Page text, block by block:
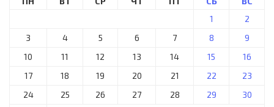
1
2
3
4 5 6 7 8
9
10
11 12 13 14 15
16
17
18 19 20 21 22
23
24
25 26 27 28 29
30